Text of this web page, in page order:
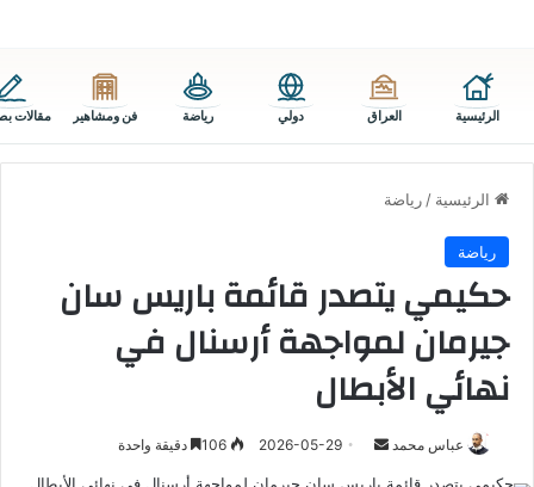
الرئيسية العراق دولي رياضة فن ومشاهير مقالات
الرئيسية / رياضة
رياضة
حكيمي يتصدر قائمة باريس سان
جيرمان لمواجهة أرسنال في
نهائي الأبطال
عباس محمد
أرسل 2026-05-29 دقيقة واحدة